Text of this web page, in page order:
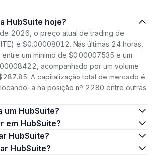
a HubSuite hoje?
2026, o preço atual de trading de
é $0.00008012. Nas últimas 24 horas,
um mínimo de $0.00007535 e um
acompanhado por um volume
A capitalização total de mercado é
a na posição nº 2280 entre outras
um HubSuite?
em HubSuite?
HubSuite?
HubSuite?